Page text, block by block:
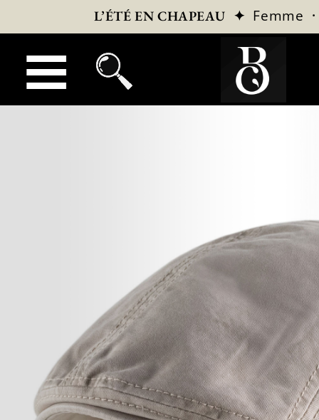
L’ÉTÉ EN CHAPEAU ✦ Femme